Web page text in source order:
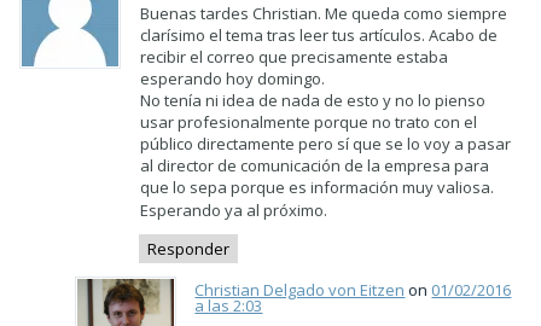
Buenas tardes Christian. Me queda como siempre
clarísimo el tema tras leer tus artículos. Acabo de
recibir el correo que precisamente estaba
esperando hoy domingo.
No tenía ni idea de nada de esto y no lo pienso
usar profesionalmente porque no trato con el
público directamente pero sí que se lo voy a pasar
al director de comunicación de la empresa para
que lo sepa porque es información muy valiosa.
Esperando ya al próximo.
Responder
Christian Delgado von Eitzen on 01/02/2016
a las 2:03